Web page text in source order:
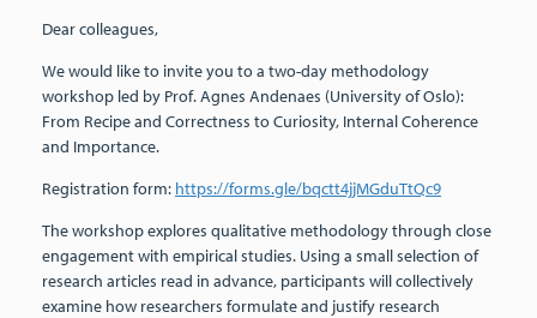
Dear colleagues,
We would like to invite you to a two-day methodology
workshop led by Prof. Agnes Andenaes (University of Oslo):
From Recipe and Correctness to Curiosity, Internal Coherence
and Importance.
Registration form: https://forms.gle/bqctt4jjMGduTtQc9
The workshop explores qualitative methodology through close
engagement with empirical studies. Using a small selection of
research articles read in advance, participants will collectively
examine how researchers formulate and justify research